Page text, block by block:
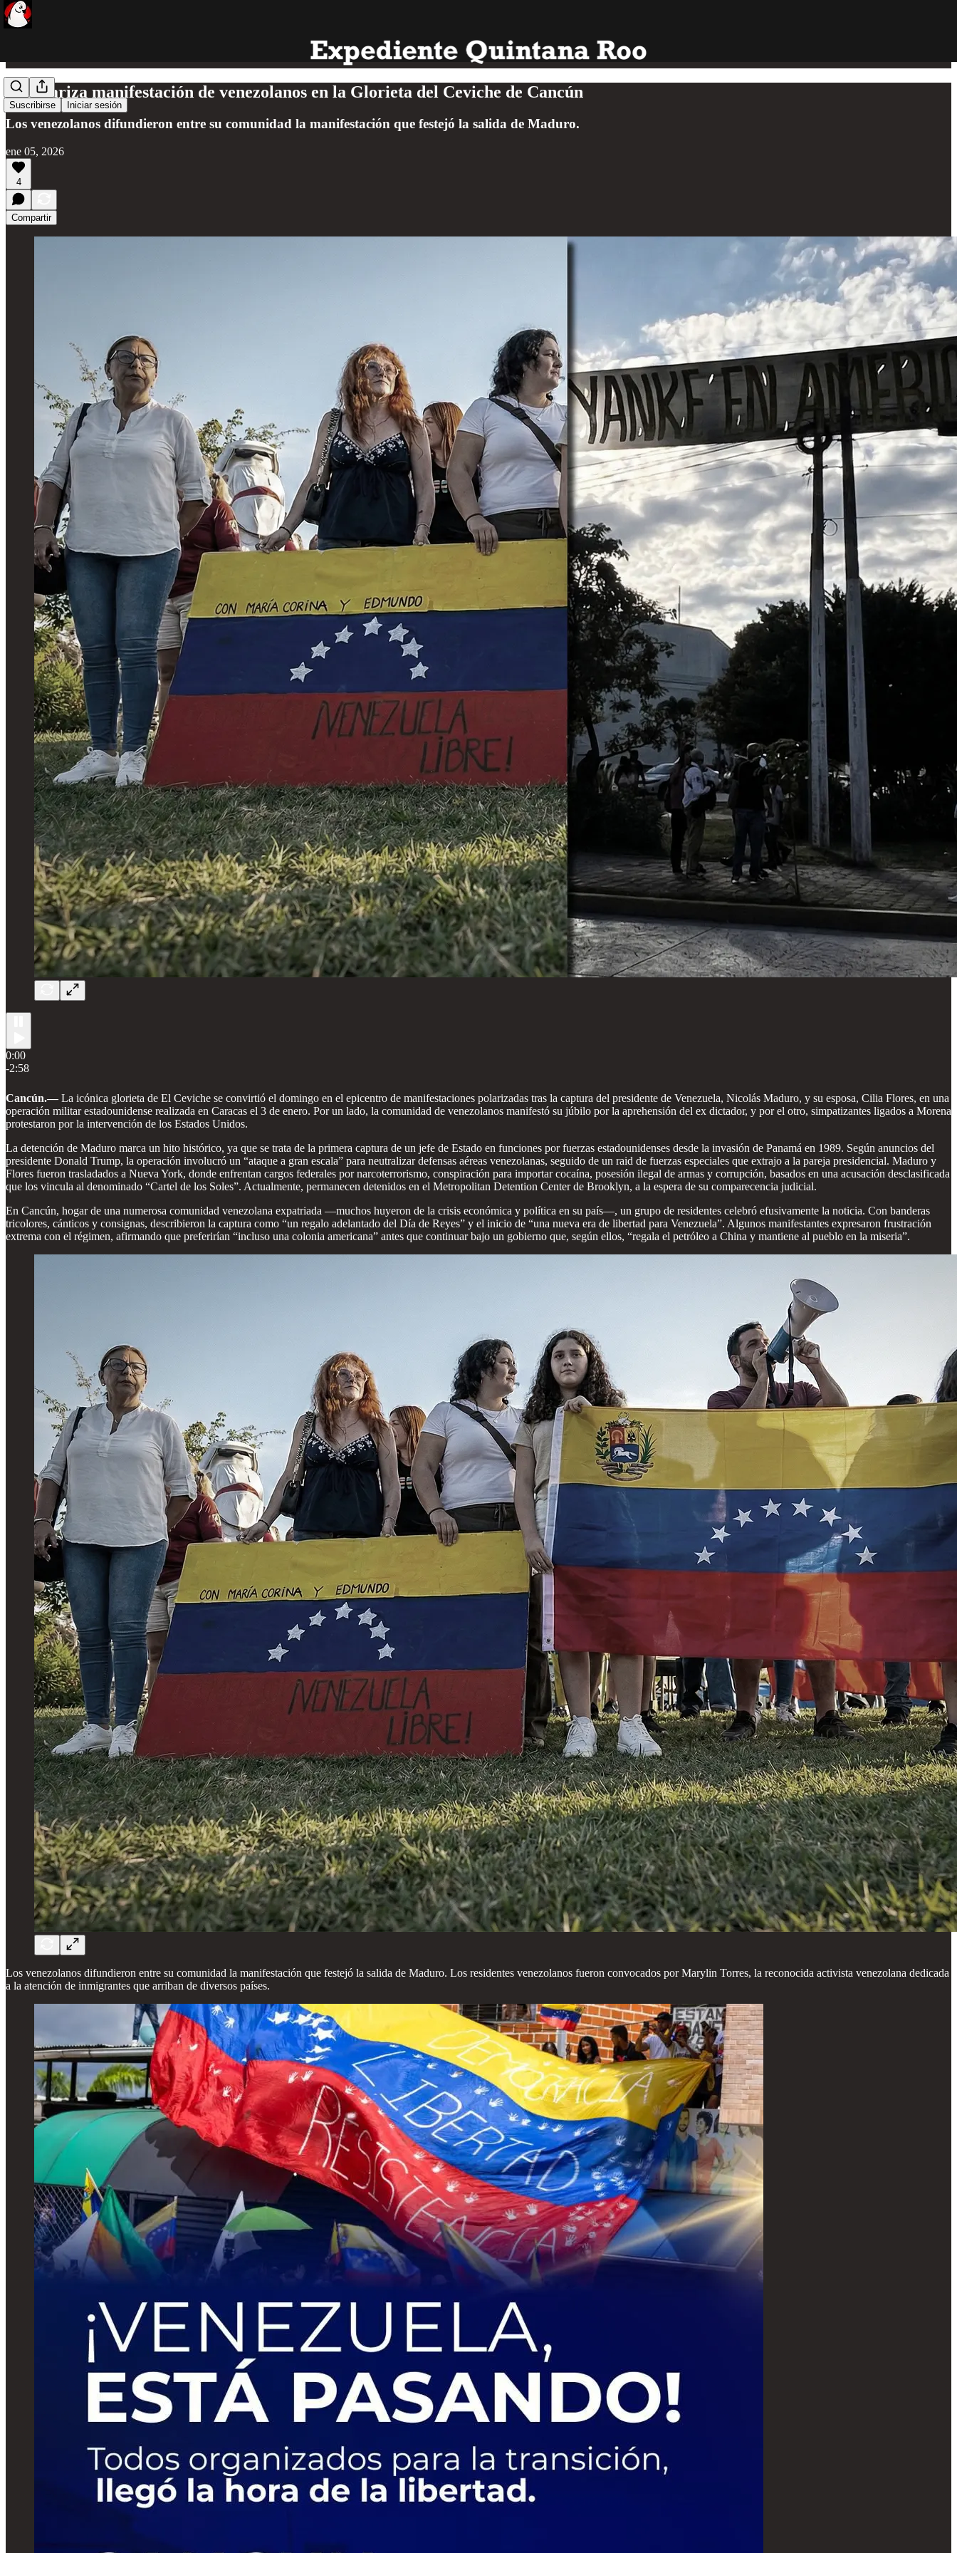
Suscribirse Iniciar sesión
Se polariza manifestación de venezolanos en la Glorieta del Ceviche de Cancún
Los venezolanos difundieron entre su comunidad la manifestación que festejó la salida de Maduro.
ene 05, 2026
4
Compartir
0:00
-2:58
Cancún.—La icónica glorieta de El Ceviche se convirtió el domingo en el epicentro de manifestaciones polarizadas tras la captura del presidente de Venezuela, Nicolás Maduro, y su esposa, Cilia Flores, en una
operación militar estadounidense realizada en Caracas el 3 de enero. Por un lado, la comunidad de venezolanos manifestó su júbilo por la aprehensión del ex dictador, y por el otro, simpatizantes ligados a Morena
protestaron por la intervención de los Estados Unidos.
La detención de Maduro marca un hito histórico, ya que se trata de la primera captura de un jefe de Estado en funciones por fuerzas estadounidenses desde la invasión de Panamá en 1989. Según anuncios del
presidente Donald Trump, la operación involucró un “ataque a gran escala” para neutralizar defensas aéreas venezolanas, seguido de un raid de fuerzas especiales que extrajo a la pareja presidencial. Maduro y
Flores fueron trasladados a Nueva York, donde enfrentan cargos federales por narcoterrorismo, conspiración para importar cocaína, posesión ilegal de armas y corrupción, basados en una acusación desclasificada
que los vincula al denominado “Cartel de los Soles”. Actualmente, permanecen detenidos en el Metropolitan Detention Center de Brooklyn, a la espera de su comparecencia judicial.
En Cancún, hogar de una numerosa comunidad venezolana expatriada —muchos huyeron de la crisis económica y política en su país—, un grupo de residentes celebró efusivamente la noticia. Con banderas
tricolores, cánticos y consignas, describieron la captura como “un regalo adelantado del Día de Reyes” y el inicio de “una nueva era de libertad para Venezuela”. Algunos manifestantes expresaron frustración
extrema con el régimen, afirmando que preferirían “incluso una colonia americana” antes que continuar bajo un gobierno que, según ellos, “regala el petróleo a China y mantiene al pueblo en la miseria”.
Los venezolanos difundieron entre su comunidad la manifestación que festejó la salida de Maduro. Los residentes venezolanos fueron convocados por Marylin Torres, la reconocida activista venezolana dedicada
a la atención de inmigrantes que arriban de diversos países.